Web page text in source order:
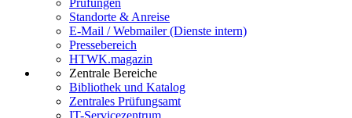
Prüfungen
Standorte & Anreise
E-Mail / Webmailer (Dienste intern)
Pressebereich
HTWK.magazin
Zentrale Bereiche
Bibliothek und Katalog
Zentrales Prüfungsamt